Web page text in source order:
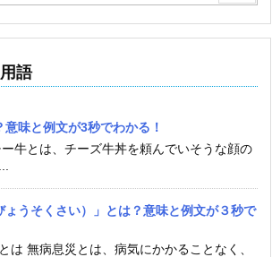
語
意味と例文が3秒でわかる！
ー牛とは、チーズ牛丼を頼んでいそうな顔の
ょうそくさい）」とは？意味と例文が３秒で
は 無病息災とは、病気にかかることなく、